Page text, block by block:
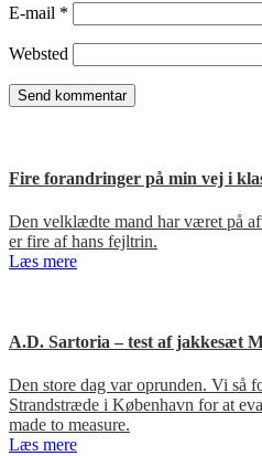
E-mail *
Websted
Fire forandringer på min vej i
Den velklædte mand har været på
er fire af hans fejltrin.
Læs mere
A.D. Sartoria – test af jakkesæt
Den store dag var oprunden. Vi så
Strandstræde i København for at
made to measure.
Læs mere